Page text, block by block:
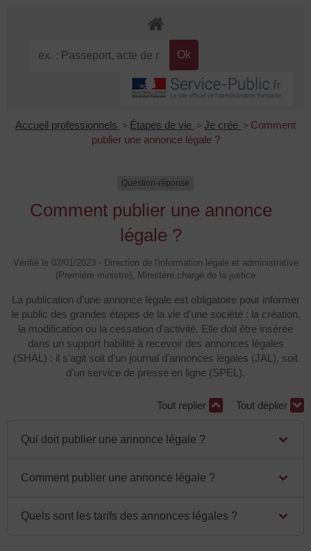
Accueil professionnels > Étapes de vie > Je crée > Comment
publier une annonce légale ?
Question-réponse
Comment publier une annonce
légale ?
Vérifié le 02/01/2023 - Direction de l'information légale et administrative
(Première ministre), Ministère chargé de la justice
La publication d'une annonce légale est obligatoire pour informer
le public des grandes étapes de la vie d'une société : la création,
la modification ou la cessation d'activité. Elle doit être insérée
dans un support habilité à recevoir des annonces légales
(SHAL) : il s'agit soit d'un journal d'annonces légales (JAL), soit
d'un service de presse en ligne (SPEL).
Tout replier Tout déplier
Qui doit publier une annonce légale ?
Comment publier une annonce légale ?
Quels sont les tarifs des annonces légales ?